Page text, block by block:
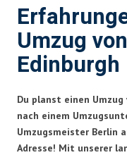
Umzug
Edinburgh
Du planst einen
nach einem
Umzugsmeister Berlin
Adresse! Mit unserer